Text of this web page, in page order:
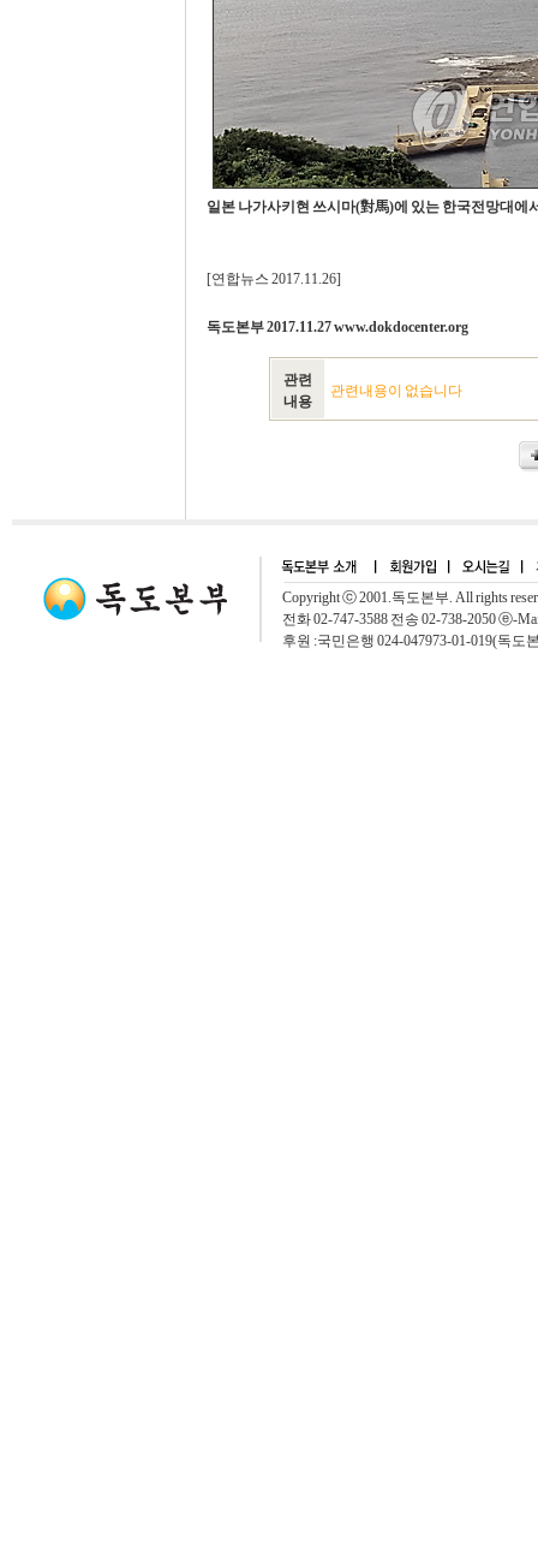
일본 나가사키현 쓰시마(對馬)에 있는 한국전망대에
[연합뉴스 2017.11.26]
독도본부 2017.11.27 www.dokdocenter.org
관련
내용
관련내용이 없습니다
Copyright ⓒ 2001.독도본부. All rights
전화 02-747-3588 전송 02-738-2050 ⓔ-
후원 :국민은행 024-047973-01-019(독도